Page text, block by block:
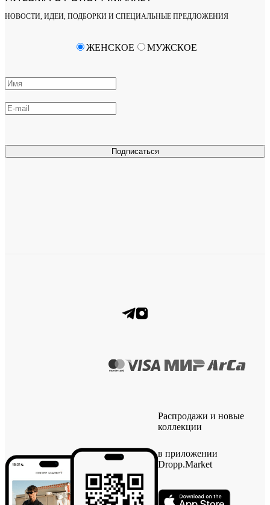
НОВОСТИ, ИДЕИ, ПОДБОРКИ И СПЕЦИАЛЬНЫЕ ПРЕДЛОЖЕНИЯ
Подписаться
ЖЕНСКОЕ МУЖСКОЕ
Распродажи и новые
коллекции
в приложении
Dropp.Market